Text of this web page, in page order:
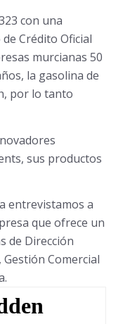
con una
Crédito Oficial
murcianas 50
la gasolina de
por lo tanto
sus productos
entrevistamos a
que ofrece un
de Dirección
Comercial